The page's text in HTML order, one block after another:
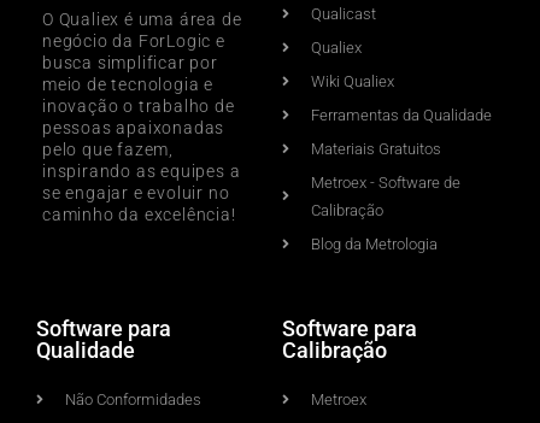
O Qualiex é uma área de
negócio da ForLogic e
busca simplificar por
meio de tecnologia e
inovação o trabalho de
pessoas apaixonadas
pelo que fazem,
inspirando as equipes a
se engajar e evoluir no
caminho da excelência!
Qualicast
Qualiex
Wiki Qualiex
Ferramentas da Qualidade
Materiais Gratuitos
Metroex - Software de
Calibração
Blog da Metrologia
Software para
Qualidade
Não Conformidades
Software para
Calibração
Metroex